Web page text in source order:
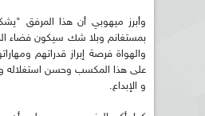
وأبرز ميهوبي أن هذا المرفق
بمستغانم وبلا شك سيكون فضاء
والهواة فرصة إبراز قدراتهم
على هذا المكسب وحسن استغلاله
و الإبداع.